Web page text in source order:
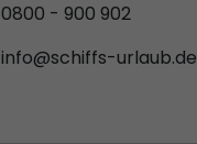
0800 - 900 902
info@schiffs-urlaub.de